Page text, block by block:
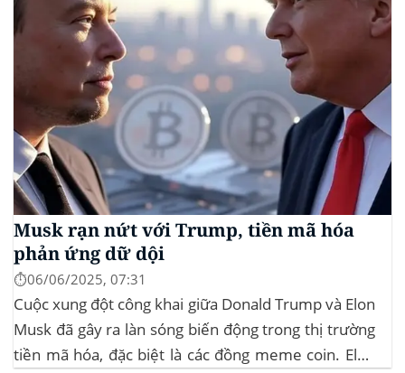
Musk rạn nứt với Trump, tiền mã hóa
phản ứng dữ dội
⏱️06/06/2025, 07:31
Cuộc xung đột công khai giữa Donald Trump và Elon
Musk đã gây ra làn sóng biến động trong thị trường
tiền mã hóa, đặc biệt là các đồng meme coin. Elon